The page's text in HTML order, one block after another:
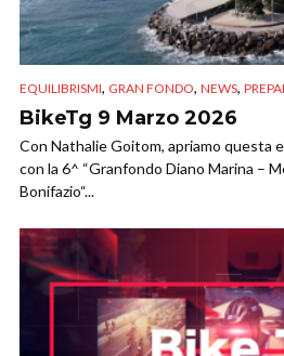
EQUILIBRISMI, GRAN FONDO, NEWS,
BikeTg 9 Marzo 2026
Con Nathalie Goitom, apriamo questa
con la 6^ “Granfondo Diano Marina –
Bonifazio“...